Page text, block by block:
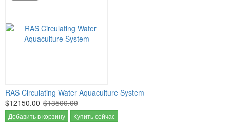
RAS Circulating Water Aquaculture System
$12150.00 $13500.00
Добавить в корзину Купить сейчас